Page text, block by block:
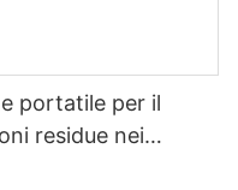
portatile per il
residue nei